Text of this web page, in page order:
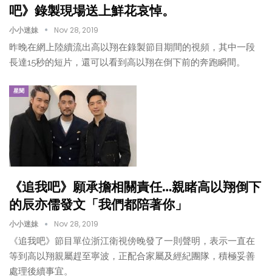
吧》錄製現場送上鮮花哀悼。
小小迷妹 Nov 28, 2019
昨晚在網上陸續流出高以翔在錄製節目期間的視頻，其中一段
長達15秒的短片，還可以看到高以翔在倒下前的奔跑瞬間。
星聞
《追我吧》願承擔相關責任…親睹高以翔倒下
的辰亦儒發文「我們都陪著你」
小小迷妹 Nov 28, 2019
《追我吧》節目單位浙江衛視傍晚發了一則聲明，表示一直在
等到高以翔親屬趕至寧波，正配合家屬及經紀團隊，積極妥善
處理後續事宜。